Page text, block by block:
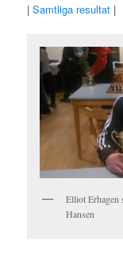
|Samtliga resultat |
Elliot Erhagen
Hansen